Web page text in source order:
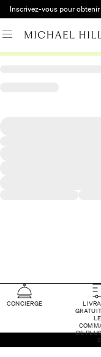
Inscrivez-vous pour obtenir
CONCIERGE
DE
$